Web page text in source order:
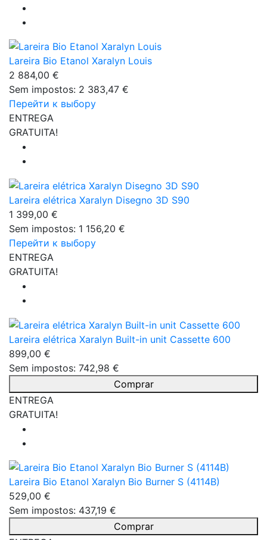
Lareira Bio Etanol Xaralyn Louis
2 884,00 €
Sem impostos: 2 383,47 €
Перейти к выбору
ENTREGA
GRATUITA!
Lareira elétrica Xaralyn Disegno 3D S90
1 399,00 €
Sem impostos: 1 156,20 €
Перейти к выбору
ENTREGA
GRATUITA!
Lareira elétrica Xaralyn Built-in unit Cassette 600
899,00 €
Sem impostos: 742,98 €
Comprar
ENTREGA
GRATUITA!
Lareira Bio Etanol Xaralyn Bio Burner S (4114B)
529,00 €
Sem impostos: 437,19 €
Comprar